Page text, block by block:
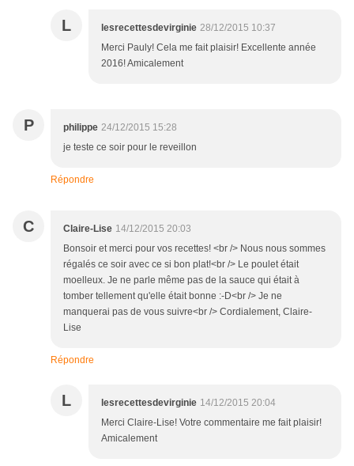
L lesrecettesdevirginie 28/12/2015 10:37
Merci Pauly! Cela me fait plaisir! Excellente année
2016! Amicalement
P philippe 24/12/2015 15:28
je teste ce soir pour le reveillon
Répondre
C Claire-Lise 14/12/2015 20:03
Bonsoir et merci pour vos recettes! <br /> Nous nous sommes
régalés ce soir avec ce si bon plat!<br /> Le poulet était
moelleux. Je ne parle même pas de la sauce qui était à
tomber tellement qu'elle était bonne :-D<br /> Je ne
manquerai pas de vous suivre<br /> Cordialement, Claire-
Lise
Répondre
L lesrecettesdevirginie 14/12/2015 20:04
Merci Claire-Lise! Votre commentaire me fait plaisir!
Amicalement